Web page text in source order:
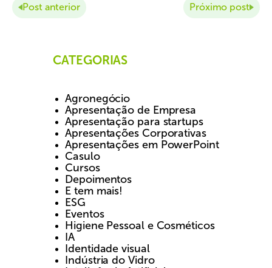
Post anterior Próximo post
CATEGORIAS
Agronegócio
Apresentação de Empresa
Apresentação para startups
Apresentações Corporativas
Apresentações em PowerPoint
Casulo
Cursos
Depoimentos
E tem mais!
ESG
Eventos
Higiene Pessoal e Cosméticos
IA
Identidade visual
Indústria do Vidro